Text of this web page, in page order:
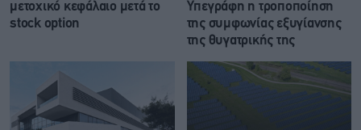
μετοχικό κεφάλαιο μετά το
stock option
Υπεγράφη η τροποποίηση
της συμφωνίας εξυγίανσης
της θυγατρικής της